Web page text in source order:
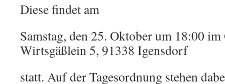
Diese findet am
Samstag, den 25. Oktober um 18:00
Wirtsgäßlein 5, 91338 Igensdorf
statt. Auf der Tagesordnung stehen